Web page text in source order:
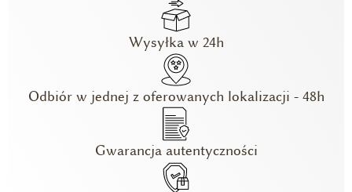
Wysyłka w 24h
Odbiór w jednej z oferowanych lokalizacji - 48h
Gwarancja autentyczności